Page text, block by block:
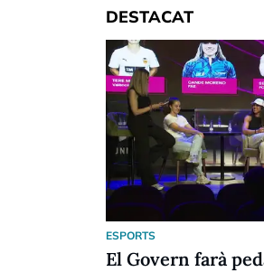
DESTACAT
ESPORTS
El Govern farà